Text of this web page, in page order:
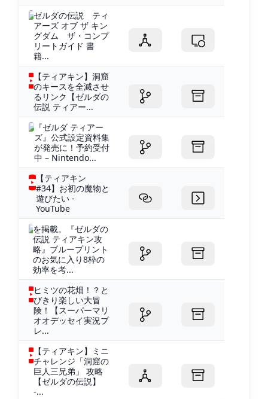
ゼルダの伝説 ティ
アーズ オブ ザ キン
グダム ザ・コンプ
リートガイド 書
籍...
【ティアキン】洞窟
のキースを全滅させ
るリンク【ゼルダの
伝説 ティアー...
『ゼルダ ティアー
ズ』公式設定資料集
が発売に！予約受付
中 – Nintendo...
【ティアキン
#34】お初の魔物と
遊びたい -
YouTube
を掲載。『ゼルダの
伝説 ティアキン攻
略』ブループリント
のお気に入り8枠の
効率を考...
ヒミツの花畑！？と
びきり楽しい大冒
険！【スーパーマリ
オオデッセイ実況プ
レ...
【ティアキン】ミニ
チャレンジ「洞窟の
巨人三兄弟」 攻略
【ゼルダの伝説】
-...